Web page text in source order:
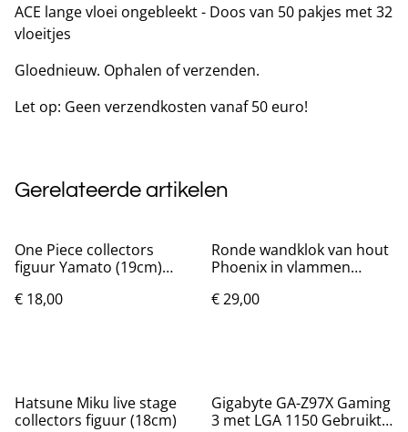
ACE lange vloei ongebleekt - Doos van 50 pakjes met 32
vloeitjes
Gloednieuw. Ophalen of verzenden.
Let op: Geen verzendkosten vanaf 50 euro!
Gerelateerde artikelen
One Piece collectors
figuur Yamato (19cm)
€ 18,00
Ronde wandklok van hout
Phoenix in vlammen
€ 29,00
Hatsune Miku live stage
collectors figuur (18cm)
Gigabyte GA-Z97X Gaming
3 met LGA 1150 Gebruikt